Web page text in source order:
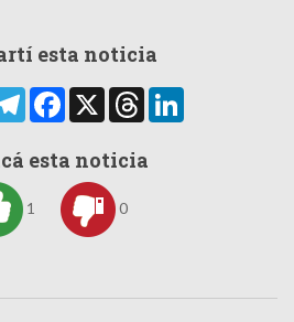
esta noticia
TelegramFacebook
X Threads
esta noticia
1 0